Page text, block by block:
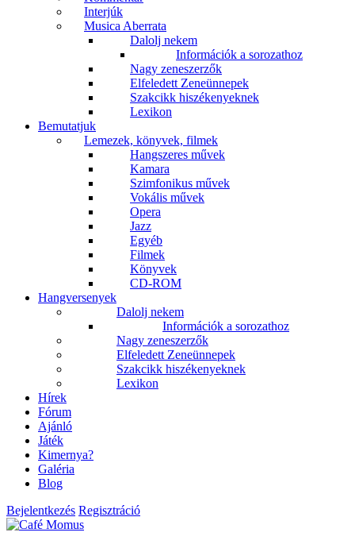
Interjúk
Musica Aberrata
Dalolj nekem
Információk a sorozathoz
Nagy zeneszerzők
Elfeledett Zeneünnepek
Szakcikk hiszékenyeknek
Lexikon
Bemutatjuk
Lemezek, könyvek, filmek
Hangszeres művek
Kamara
Szimfonikus művek
Vokális művek
Opera
Jazz
Egyéb
Filmek
Könyvek
CD-ROM
Hangversenyek
Dalolj nekem
Információk a sorozathoz
Nagy zeneszerzők
Elfeledett Zeneünnepek
Szakcikk hiszékenyeknek
Lexikon
Hírek
Fórum
Ajánló
Játék
Kimernya?
Galéria
Blog
Bejelentkezés Regisztráció